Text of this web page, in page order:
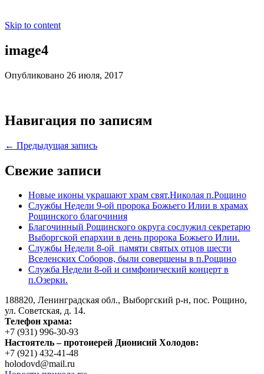
Skip to content
image4
Опубликовано 26 июля, 2017
Навигация по записям
← Предыдущая запись
Свежие записи
Новые иконы украшают храм свят.Николая п.Рощино
Службы Недели 9-ой пророка Божьего Илии в храмах
Рощинского благочиния
Благочинный Рощинского округа сослужил секретарю
Выборгской епархии в день пророка Божьего Илии.
Службы Недели 8-ой памяти святых отцов шести
Вселенских Соборов, были совершены в п.Рощино
Служба Недели 8-ой и симфонический концерт в
п.Озерки.
188820, Ленинградская обл., Выборгский р-н, пос. Рощино,
ул. Советская, д. 14.
Телефон храма:
+7 (931) 996-30-93
Настоятель – протоиерей Дионисий Холодов:
+7 (921) 432-41-48
holodovd@mail.ru